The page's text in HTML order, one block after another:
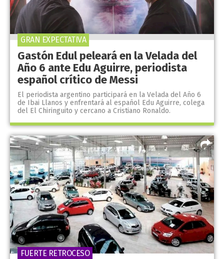
Gastón Edul peleará en la Velada del
Año 6 ante Edu Aguirre, periodista
español crítico de Messi
El periodista argentino participará en la Velada del Año 6
de Ibai Llanos y enfrentará al español Edu Aguirre, colega
del El Chiringuito y cercano a Cristiano Ronaldo.
GRAN EXPECTATIVA
FUERTE RETROCESO